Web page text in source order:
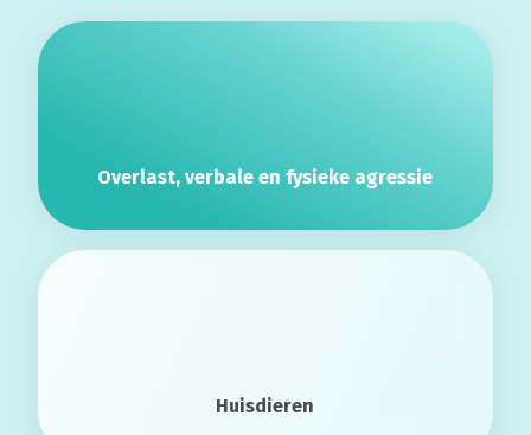
Overlast, verbale en fysieke agressie
Huisdieren